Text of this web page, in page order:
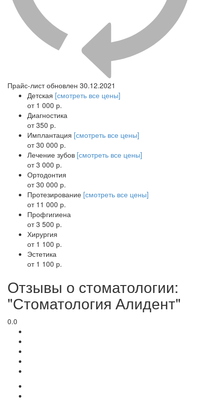
Прайс-лист обновлен 30.12.2021
Детская [смотреть все цены]
от 1 000 р.
Диагностика
от 350 р.
Имплантация [смотреть все цены]
от 30 000 р.
Лечение зубов [смотреть все цены]
от 3 000 р.
Ортодонтия
от 30 000 р.
Протезирование [смотреть все цены]
от 11 000 р.
Профгигиена
от 3 500 р.
Хирургия
от 1 100 р.
Эстетика
от 1 100 р.
Отзывы о стоматологии:
"Стоматология Алидент"
0.0